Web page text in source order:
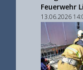
Feuerwehr
13.06.2026